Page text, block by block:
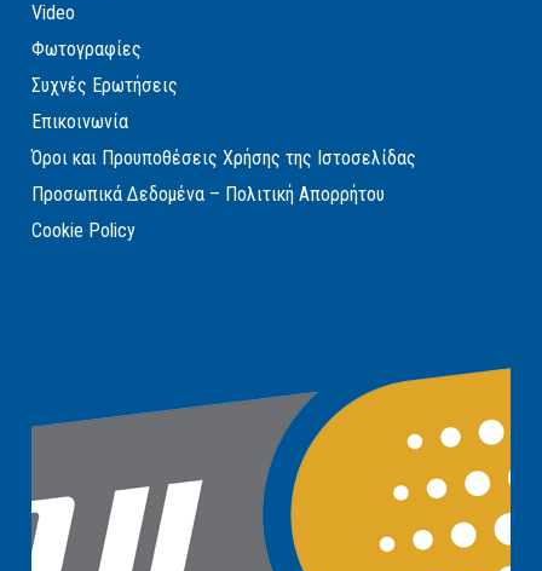
Video
Φωτογραφίες
Συχνές Ερωτήσεις
Επικοινωνία
Όροι και Προυποθέσεις Χρήσης της Ιστοσελίδας
Προσωπικά Δεδομένα – Πολιτική Απορρήτου
Cookie Policy